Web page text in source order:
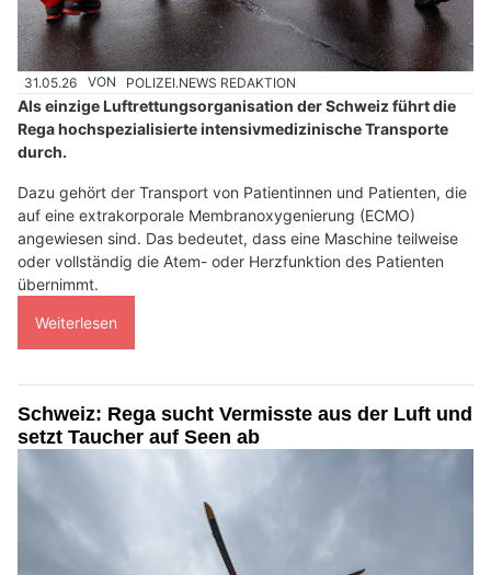
31.05.26 VON POLIZEI.NEWS REDAKTION
Als einzige Luftrettungsorganisation der Schweiz führt die
Rega hochspezialisierte intensivmedizinische Transporte
durch.
Dazu gehört der Transport von Patientinnen und Patienten, die
auf eine extrakorporale Membranoxygenierung (ECMO)
angewiesen sind. Das bedeutet, dass eine Maschine teilweise
oder vollständig die Atem- oder Herzfunktion des Patienten
übernimmt.
Weiterlesen
Schweiz: Rega sucht Vermisste aus der Luft und
setzt Taucher auf Seen ab